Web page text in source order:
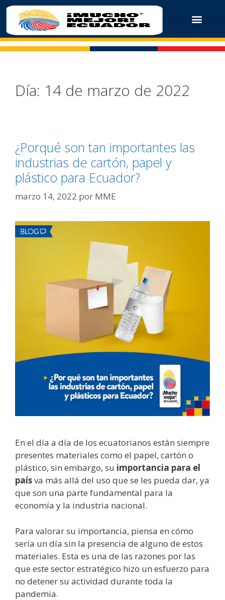
Día: 14 de marzo de 2022
¿Porqué son tan importantes las
industrias de cartón, papel y
plástico para Ecuador?
marzo 14, 2022 por MME
En el día a día de los ecuatorianos están siempre
presentes materiales como el papel, cartón o
plástico, sin embargo, su importancia para el
paísva más allá del uso que se les pueda dar, ya
que son una parte fundamental para la
economía y la industria nacional.
Para valorar su importancia, piensa en cómo
sería un día sin la presencia de alguno de estos
materiales. Esta es una de las razones por las
que este sector estratégico hizo un esfuerzo para
no detener su actividad durante toda la
pandemia.